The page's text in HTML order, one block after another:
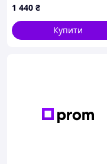
1 440 ₴
Купити